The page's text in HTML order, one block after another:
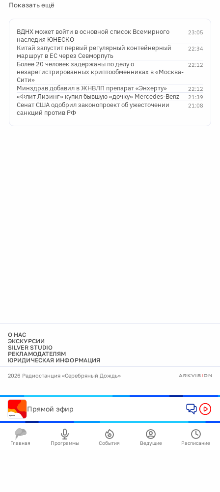
Показать ещё
23:05
ВДНХ может войти в основной список Всемирного
наследия ЮНЕСКО
22:34
Китай запустит первый регулярный контейнерный
маршрут в ЕС через Севморпуть
22:12
Более 20 человек задержаны по делу о
незарегистрированных криптообменниках в «Москва-
Сити»
22:12
Минздрав добавил в ЖНВЛП препарат «Энхерту»
21:39
«Флит Лизинг» купил бывшую «дочку» Mercedes-Benz
21:08
Сенат США одобрил законопроект об ужесточении
санкций против РФ
О НАС
ЭКСКУРСИИ
SILVER STUDIO
РЕКЛАМОДАТЕЛЯМ
ЮРИДИЧЕСКАЯ ИНФОРМАЦИЯ
2026 Радиостанция «Серебряный Дождь»
Прямой эфир
Главная Программы События Ведущие Расписание